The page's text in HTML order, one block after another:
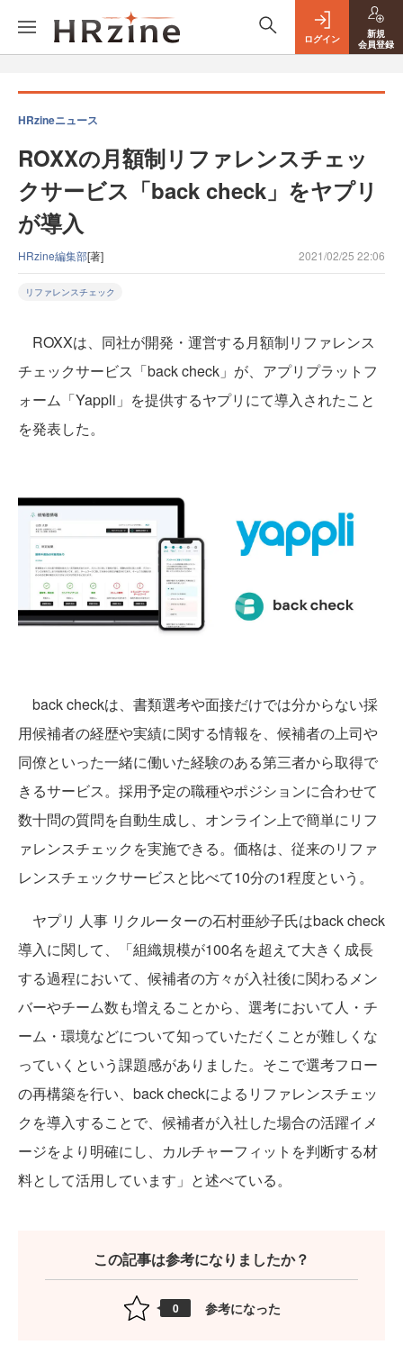
ログイン
新規
会員登録
HRzineニュース
ROXXの月額制リファレンスチェッ
クサービス「back check」をヤプリ
が導入
HRzine編集部[著] 2021/02/25 22:06
リファレンスチェック
ROXXは、同社が開発・運営する月額制リファレンス
チェックサービス「back check」が、アプリプラットフ
ォーム「Yappli」を提供するヤプリにて導入されたこと
を発表した。
back checkは、書類選考や面接だけでは分からない採
用候補者の経歴や実績に関する情報を、候補者の上司や
同僚といった一緒に働いた経験のある第三者から取得で
きるサービス。採用予定の職種やポジションに合わせて
数十問の質問を自動生成し、オンライン上で簡単にリフ
ァレンスチェックを実施できる。価格は、従来のリファ
レンスチェックサービスと比べて10分の1程度という。
ヤプリ 人事 リクルーターの石村亜紗子氏はback check
導入に関して、「組織規模が100名を超えて大きく成長
する過程において、候補者の方々が入社後に関わるメン
バーやチーム数も増えることから、選考において人・チ
ーム・環境などについて知っていただくことが難しくな
っていくという課題感がありました。そこで選考フロー
の再構築を行い、back checkによるリファレンスチェッ
クを導入することで、候補者が入社した場合の活躍イメ
ージをより明確にし、カルチャーフィットを判断する材
料として活用しています」と述べている。
この記事は参考になりましたか？
0 参考になった